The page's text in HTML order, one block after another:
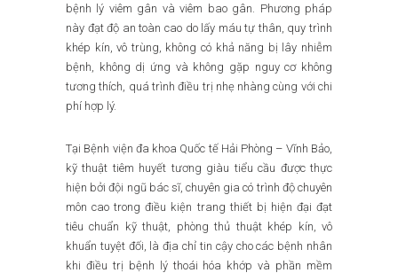
bệnh lý viêm gân và viêm bao gân. Phương pháp
này đạt độ an toàn cao do lấy máu tự thân, quy trình
khép kín, vô trùng, không có khả năng bị lây nhiễm
bệnh, không dị ứng và không gặp nguy cơ không
tương thích, quá trình điều trị nhẹ nhàng cùng với chi
phí hợp lý.
Tại Bệnh viện đa khoa Quốc tế Hải Phòng – Vĩnh Bảo,
kỹ thuật tiêm huyết tương giàu tiểu cầu được thực
hiện bởi đội ngũ bác sĩ, chuyên gia có trình độ chuyên
môn cao trong điều kiện trang thiết bị hiện đại đạt
tiêu chuẩn kỹ thuật, phòng thủ thuật khép kín, vô
khuẩn tuyệt đối, là địa chỉ tin cậy cho các bệnh nhân
khi điều trị bệnh lý thoái hóa khớp và phần mềm